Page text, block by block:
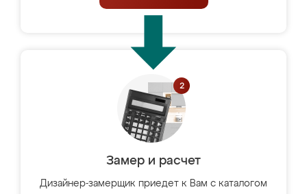
Замер и расчет
Дизайнер-замерщик приедет к Вам с каталогом